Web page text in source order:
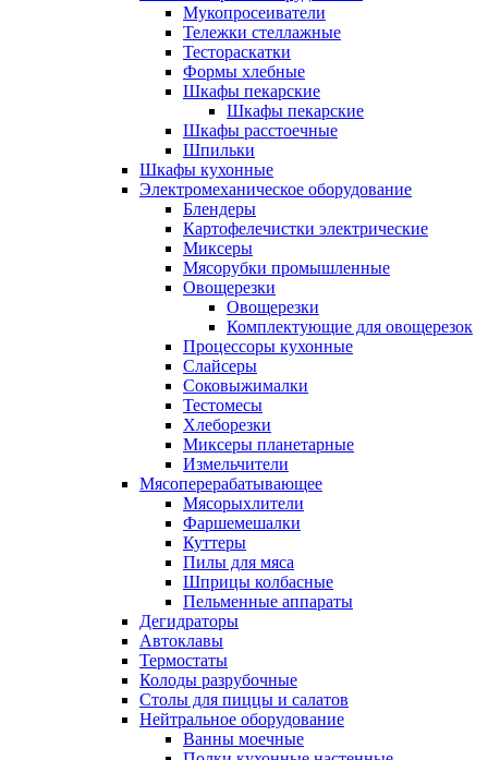
Мукопросеиватели
Тележки стеллажные
Тестораскатки
Формы хлебные
Шкафы пекарские
Шкафы пекарские
Шкафы расстоечные
Шпильки
Шкафы кухонные
Электромеханическое оборудование
Блендеры
Картофелечистки электрические
Миксеры
Мясорубки промышленные
Овощерезки
Овощерезки
Комплектующие для овощерезок
Процессоры кухонные
Слайсеры
Соковыжималки
Тестомесы
Хлеборезки
Миксеры планетарные
Измельчители
Мясоперерабатывающее
Мясорыхлители
Фаршемешалки
Куттеры
Пилы для мяса
Шприцы колбасные
Пельменные аппараты
Дегидраторы
Автоклавы
Термостаты
Колоды разрубочные
Столы для пиццы и салатов
Нейтральное оборудование
Ванны моечные